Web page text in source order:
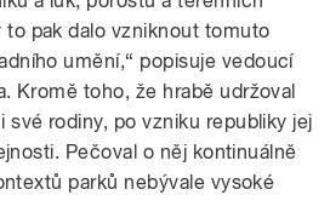
to pak dalo vzniknout tomuto
umění,“ popisuje vedoucí
Kromě toho, že hrabě udržoval
své rodiny, po vzniku republiky jej
Pečoval o něj kontinuálně
parků nebývale vysoké